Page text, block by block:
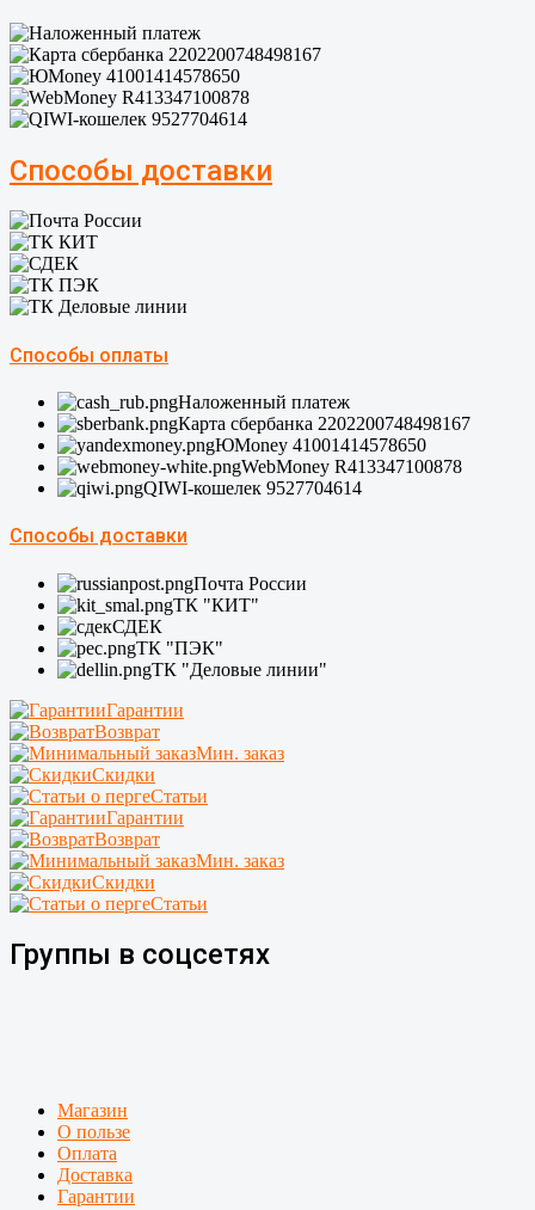
Способы доставки
Способы оплаты
Наложенный платеж
Карта сбербанка 2202200748498167
ЮMoney 41001414578650
WebMoney R413347100878
QIWI-кошелек 9527704614
Способы доставки
Почта России
ТК "КИТ"
СДЕК
ТК "ПЭК"
ТК "Деловые линии"
Гарантии
Возврат
Мин. заказ
Скидки
Статьи
Гарантии
Возврат
Мин. заказ
Скидки
Статьи
Группы в соцсетях
Магазин
О пользе
Оплата
Доставка
Гарантии